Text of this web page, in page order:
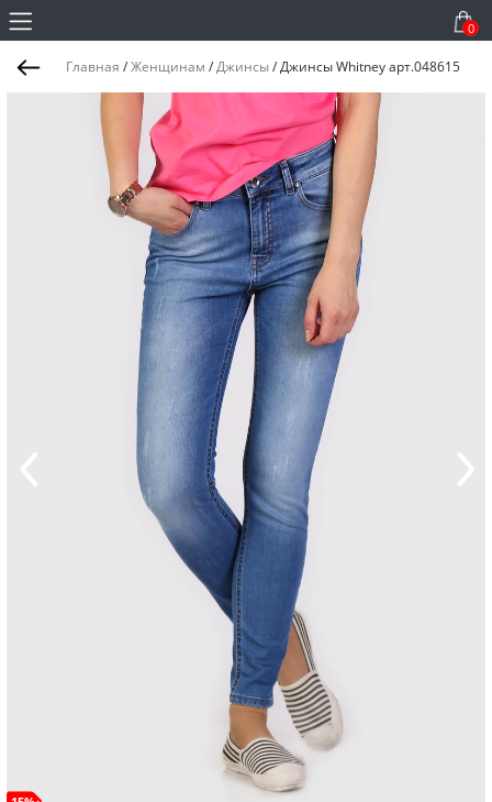
0
Главная /Женщинам /Джинсы/Джинсы Whitney арт.048615